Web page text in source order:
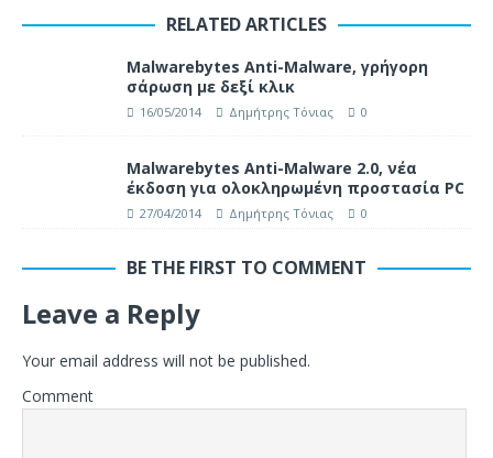
RELATED ARTICLES
Malwarebytes Anti-Malware, γρήγορη
σάρωση με δεξί κλικ
16/05/2014 Δημήτρης Τόνιας 0
Malwarebytes Anti-Malware 2.0, νέα
έκδοση για ολοκληρωμένη προστασία PC
27/04/2014 Δημήτρης Τόνιας 0
BE THE FIRST TO COMMENT
Leave a Reply
Your email address will not be published.
Comment